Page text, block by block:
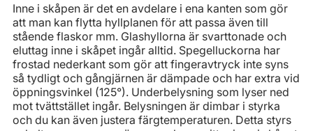
Inne i skåpen är det en avdelare i ena kanten som gör
att man kan flytta hyllplanen för att passa även till
stående flaskor mm. Glashyllorna är svarttonade och
eluttag inne i skåpet ingår alltid. Spegelluckorna har
frostad nederkant som gör att fingeravtryck inte syns
så tydligt och gångjärnen är dämpade och har extra vid
öppningsvinkel (125°). Underbelysning som lyser ned
mot tvättstället ingår. Belysningen är dimbar i styrka
och du kan även justera färgtemperaturen. Detta styrs